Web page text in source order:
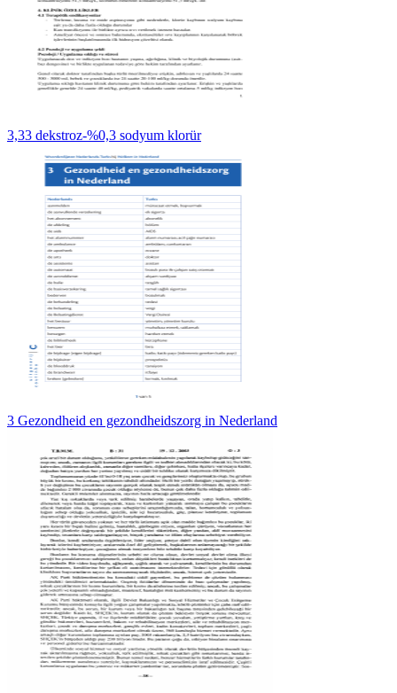
3,33 dekstroz-%0,3 sodyum klorür
3 Gezondheid en gezondheidszorg in Nederland